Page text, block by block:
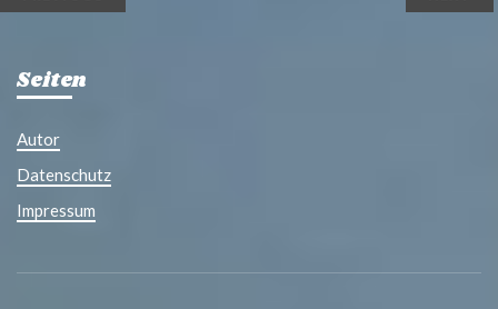
Seiten
Autor
Datenschutz
Impressum